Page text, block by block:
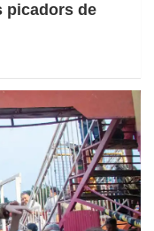
picadors de